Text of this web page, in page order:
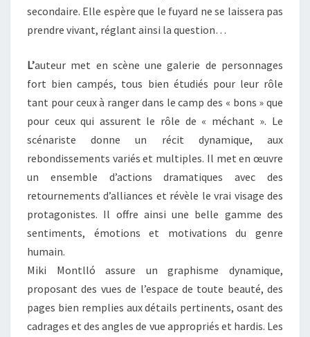
secondaire. Elle espère que le fuyard ne se laissera pas
prendre vivant, réglant ainsi la question…
L’auteur met en scène une galerie de personnages
fort bien campés, tous bien étudiés pour leur rôle
tant pour ceux à ranger dans le camp des « bons » que
pour ceux qui assurent le rôle de « méchant ». Le
scénariste donne un récit dynamique, aux
rebondissements variés et multiples. Il met en œuvre
un ensemble d’actions dramatiques avec des
retournements d’alliances et révèle le vrai visage des
protagonistes. Il offre ainsi une belle gamme des
sentiments, émotions et motivations du genre
humain.
Miki Montlló assure un graphisme dynamique,
proposant des vues de l’espace de toute beauté, des
pages bien remplies aux détails pertinents, osant des
cadrages et des angles de vue appropriés et hardis. Les